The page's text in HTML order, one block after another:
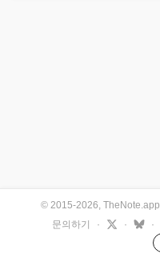
© 2015-2026, TheNote.app
문의하기
· · ·